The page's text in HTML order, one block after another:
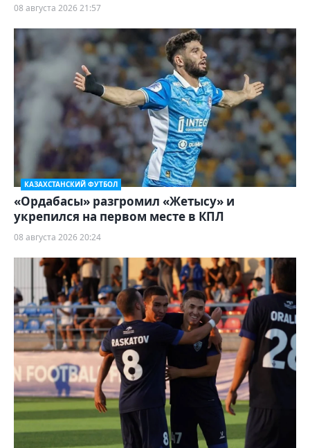
08 августа 2026 21:57
КАЗАХСТАНСКИЙ ФУТБОЛ
«Ордабасы» разгромил «Жетысу» и
укрепился на первом месте в КПЛ
08 августа 2026 20:24